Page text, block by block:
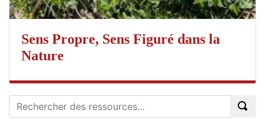
Sens Propre, Sens Figuré dans la
Nature